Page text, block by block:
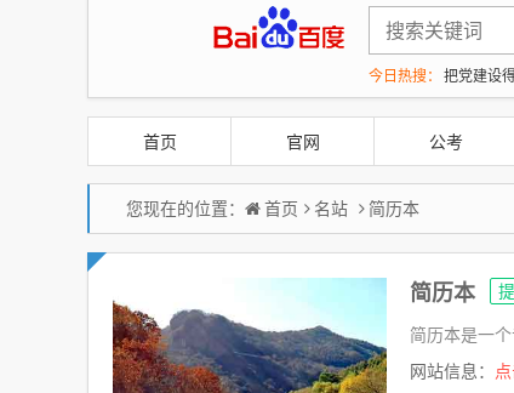
今日热搜： 把党建设
“China Cool”成海外
曝黎彼得穷困潦倒去
首页 官网 公考
您现在的位置： 首页 名站 简历本
简历本
简历本是一
网站信息：